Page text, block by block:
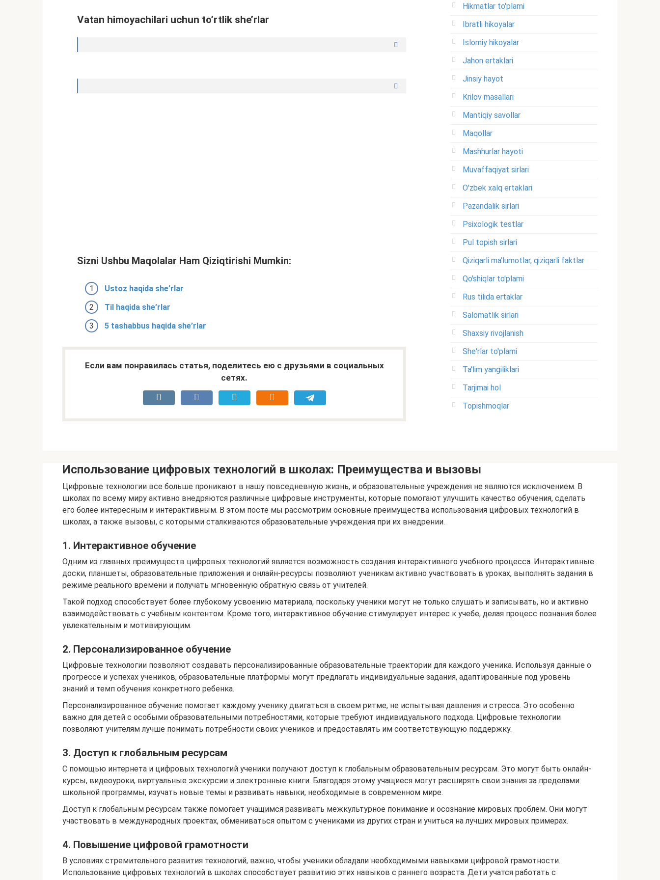
Vatan himoyachilari uchun to’rtlik she’rlar
Sizni Ushbu Maqolalar Ham Qiziqtirishi Mumkin:
Ustoz haqida she’rlar
Til haqida she’rlar
5 tashabbus haqida she’rlar
Если вам понравилась статья, поделитесь ею с друзьями в социальных
сетях.
Hikmatlar to'plami
Ibratli hikoyalar
Islomiy hikoyalar
Jahon ertaklari
Jinsiy hayot
Krilov masallari
Mantiqiy savollar
Maqollar
Mashhurlar hayoti
Muvaffaqiyat sirlari
O'zbek xalq ertaklari
Pazandalik sirlari
Psixologik testlar
Pul topish sirlari
Qiziqarli ma’lumotlar, qiziqarli faktlar
Qo'shiqlar to'plami
Rus tilida ertaklar
Salomatlik sirlari
Shaxsiy rivojlanish
She'rlar to'plami
Ta'lim yangiliklari
Tarjimai hol
Topishmoqlar
Использование цифровых технологий в школах: Преимущества и вызовы
Цифровые технологии все больше проникают в нашу повседневную жизнь, и образовательные учреждения не являются исключением. В
школах по всему миру активно внедряются различные цифровые инструменты, которые помогают улучшить качество обучения, сделать
его более интересным и интерактивным. В этом посте мы рассмотрим основные преимущества использования цифровых технологий в
школах, а также вызовы, с которыми сталкиваются образовательные учреждения при их внедрении.
1. Интерактивное обучение
Одним из главных преимуществ цифровых технологий является возможность создания интерактивного учебного процесса. Интерактивные
доски, планшеты, образовательные приложения и онлайн-ресурсы позволяют ученикам активно участвовать в уроках, выполнять задания в
режиме реального времени и получать мгновенную обратную связь от учителей.
Такой подход способствует более глубокому усвоению материала, поскольку ученики могут не только слушать и записывать, но и активно
взаимодействовать с учебным контентом. Кроме того, интерактивное обучение стимулирует интерес к учебе, делая процесс познания более
увлекательным и мотивирующим.
2. Персонализированное обучение
Цифровые технологии позволяют создавать персонализированные образовательные траектории для каждого ученика. Используя данные о
прогрессе и успехах учеников, образовательные платформы могут предлагать индивидуальные задания, адаптированные под уровень
знаний и темп обучения конкретного ребенка.
Персонализированное обучение помогает каждому ученику двигаться в своем ритме, не испытывая давления и стресса. Это особенно
важно для детей с особыми образовательными потребностями, которые требуют индивидуального подхода. Цифровые технологии
позволяют учителям лучше понимать потребности своих учеников и предоставлять им соответствующую поддержку.
3. Доступ к глобальным ресурсам
С помощью интернета и цифровых технологий ученики получают доступ к глобальным образовательным ресурсам. Это могут быть онлайн-
курсы, видеоуроки, виртуальные экскурсии и электронные книги. Благодаря этому учащиеся могут расширять свои знания за пределами
школьной программы, изучать новые темы и развивать навыки, необходимые в современном мире.
Доступ к глобальным ресурсам также помогает учащимся развивать межкультурное понимание и осознание мировых проблем. Они могут
участвовать в международных проектах, обмениваться опытом с учениками из других стран и учиться на лучших мировых примерах.
4. Повышение цифровой грамотности
В условиях стремительного развития технологий, важно, чтобы ученики обладали необходимыми навыками цифровой грамотности.
Использование цифровых технологий в школах способствует развитию этих навыков с раннего возраста. Дети учатся работать с